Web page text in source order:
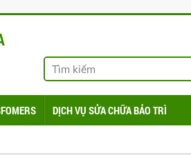
DỊCH VỤ SỬA CHỮA BẢO TRÌ